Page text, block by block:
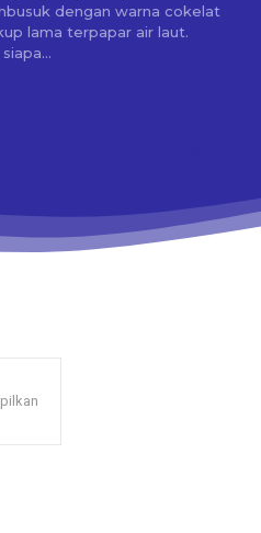
dengan warna cokelat
lama terpapar air laut.